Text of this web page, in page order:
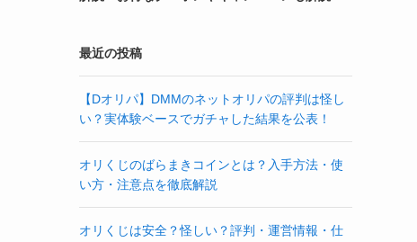
最近の投稿
【Dオリパ】DMMのネットオリパの評判は怪し
い？実体験ベースでガチャした結果を公表！
オリくじのばらまきコインとは？入手方法・使
い方・注意点を徹底解説
オリくじは安全？怪しい？評判・運営情報・仕